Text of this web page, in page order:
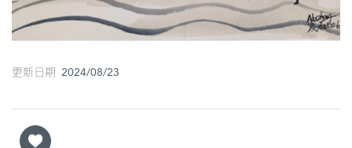
廟
士
更新日期 2024/08/23